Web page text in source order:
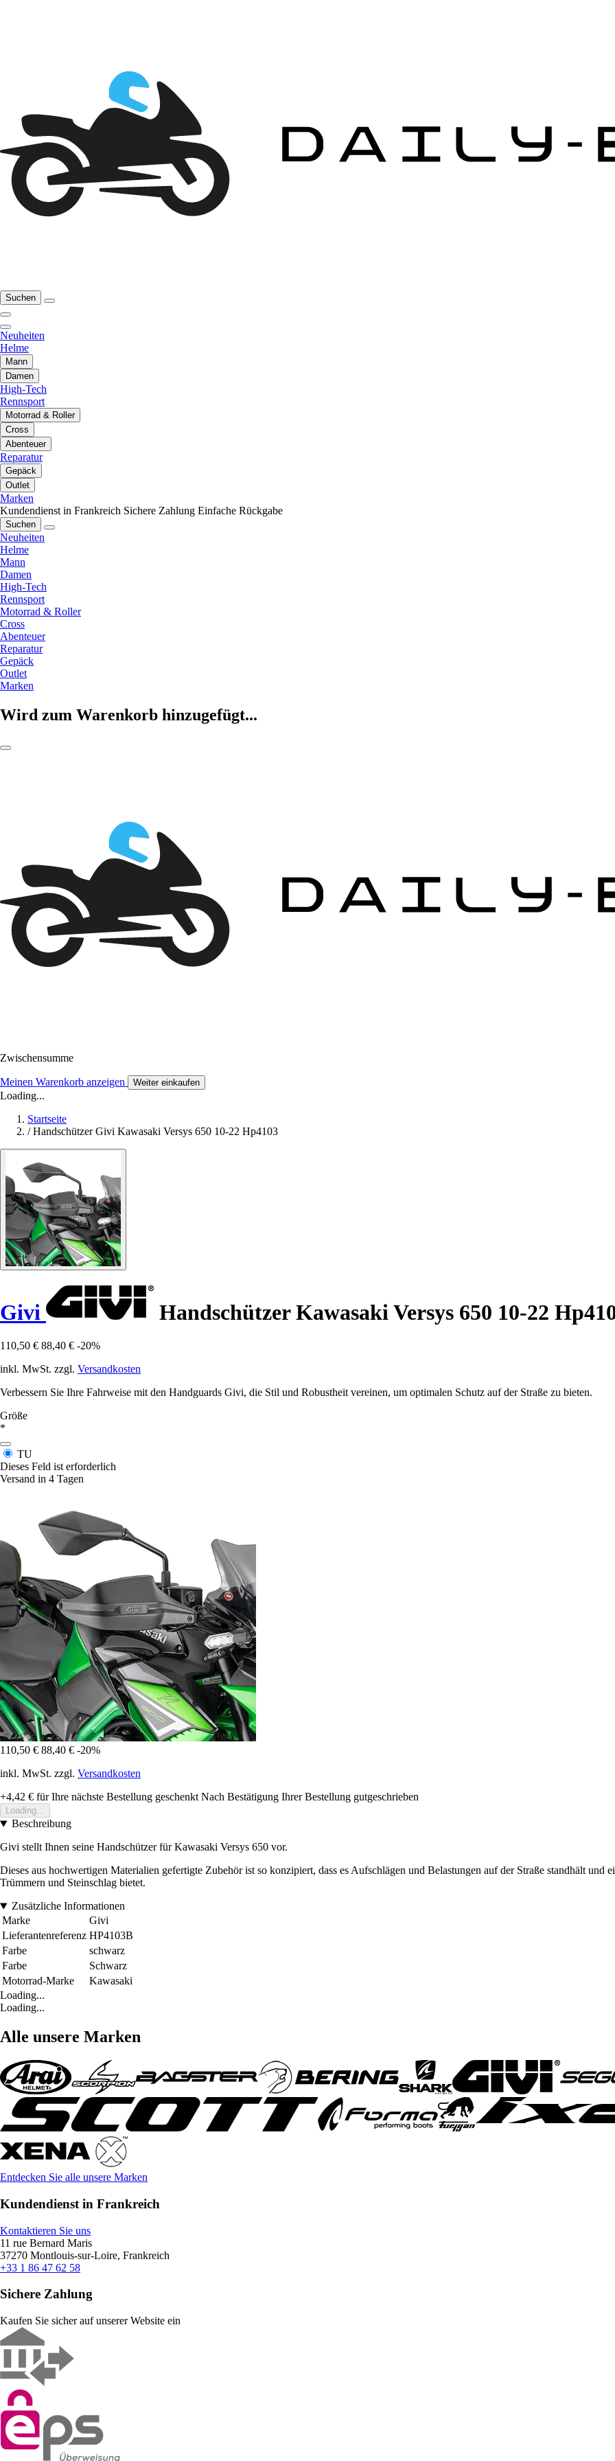
Suchen
Neuheiten
Helme
Mann
Damen
High-Tech
Rennsport
Motorrad & Roller
Cross
Abenteuer
Reparatur
Gepäck
Outlet
Marken
Kundendienst in Frankreich Sichere Zahlung Einfache Rückgabe
Suchen
Neuheiten
Helme
Mann
Damen
High-Tech
Rennsport
Motorrad & Roller
Cross
Abenteuer
Reparatur
Gepäck
Outlet
Marken
Wird zum Warenkorb hinzugefügt...
Zwischensumme
Meinen Warenkorb anzeigen Weiter einkaufen
Loading...
Startseite
/ Handschützer Givi Kawasaki Versys 650 10-22 Hp4103
Givi Handschützer Kawasaki Versys 650 10-22
110,50 € 88,40 € -20%
inkl. MwSt. zzgl. Versandkosten
Verbessern Sie Ihre Fahrweise mit den Handguards Givi, die Stil und Robustheit vereinen, um optimalen Schutz auf der Straße zu bieten.
Größe
*
TU
Dieses Feld ist erforderlich
Versand in 4 Tagen
110,50 € 88,40 € -20%
inkl. MwSt. zzgl. Versandkosten
+4,42 € für Ihre nächste Bestellung geschenkt Nach Bestätigung Ihrer Bestellung gutgeschrieben
Loading...
Beschreibung
Givi stellt Ihnen seine Handschützer für Kawasaki Versys 650 vor.
Dieses aus hochwertigen Materialien gefertigte Zubehör ist so konzipiert, dass es Aufschlägen und Belastungen auf der Straße standhält und
Trümmern und Steinschlag bietet.
Zusätzliche Informationen
Marke
Givi
Lieferantenreferenz HP4103B
Farbe
schwarz
Farbe
Schwarz
Motorrad-Marke
Kawasaki
Loading...
Loading...
Alle unsere Marken
Entdecken Sie alle unsere Marken
Kundendienst in Frankreich
Kontaktieren Sie uns
11 rue Bernard Maris
37270 Montlouis-sur-Loire, Frankreich
+33 1 86 47 62 58
Sichere Zahlung
Kaufen Sie sicher auf unserer Website ein